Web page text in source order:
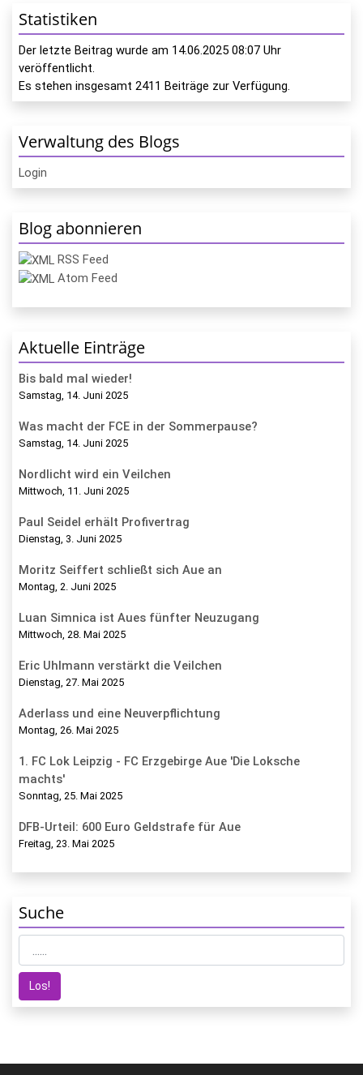
Statistiken
Der letzte Beitrag wurde am 14.06.2025 08:07 Uhr
veröffentlicht.
Es stehen insgesamt 2411 Beiträge zur Verfügung.
Verwaltung des Blogs
Login
Blog abonnieren
RSS Feed
Atom Feed
Aktuelle Einträge
Bis bald mal wieder!
Samstag, 14. Juni 2025
Was macht der FCE in der Sommerpause?
Samstag, 14. Juni 2025
Nordlicht wird ein Veilchen
Mittwoch, 11. Juni 2025
Paul Seidel erhält Profivertrag
Dienstag, 3. Juni 2025
Moritz Seiffert schließt sich Aue an
Montag, 2. Juni 2025
Luan Simnica ist Aues fünfter Neuzugang
Mittwoch, 28. Mai 2025
Eric Uhlmann verstärkt die Veilchen
Dienstag, 27. Mai 2025
Aderlass und eine Neuverpflichtung
Montag, 26. Mai 2025
1. FC Lok Leipzig - FC Erzgebirge Aue 'Die Loksche
machts'
Sonntag, 25. Mai 2025
DFB-Urteil: 600 Euro Geldstrafe für Aue
Freitag, 23. Mai 2025
Suche